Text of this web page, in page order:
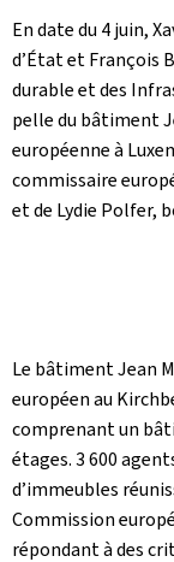
En date du 4 juin,
d’État et François
durable et des
pelle du bâtiment
européenne à
commissaire
et de Lydie Polfer,
Le bâtiment Jean
européen au
comprenant un
étages. 3 600
d’immeubles
Commission
répondant à des